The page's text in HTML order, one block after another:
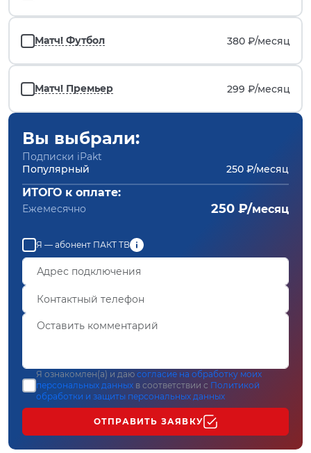
Матч! Футбол 380 ₽/месяц
Матч! Премьер 299 ₽/месяц
Вы выбрали:
Подписки iPakt
Популярный
250 ₽/месяц
ИТОГО к оплате:
Ежемесячно 250 ₽/месяц
Я — абонент ПАКТ ТВ
Я ознакомлен(а) и даю согласие на обработку моих
персональных данных в соответствии с Политикой
обработки и защиты персональных данных
ОТПРАВИТЬ ЗАЯВКУ